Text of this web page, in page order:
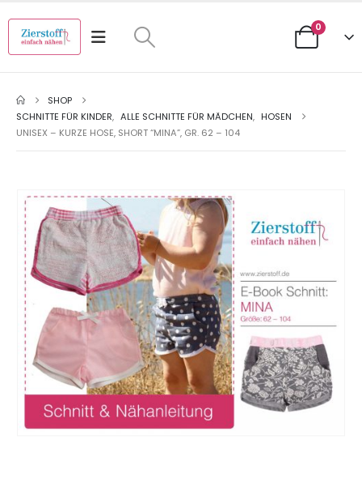
0
SHOP
SCHNITTE FÜR KINDER, ALLE SCHNITTE FÜR MÄDCHEN, HOSEN
UNISEX – KURZE HOSE, SHORT “MINA”, GR. 62 – 104